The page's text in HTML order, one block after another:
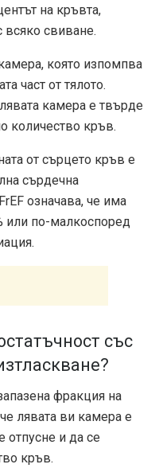
на кръвта,
всяко свиване.
която изпомпва
част от тялото.
камера е твърде
количество кръв.
от сърцето кръв е
сърдечна
означава, че има
или по-малкоспоред
със
фракция на
лявата ви камера е
отпусне и да се
кръв.